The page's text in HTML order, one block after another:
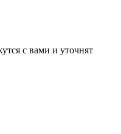
с вами и уточнят